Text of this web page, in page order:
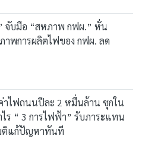
จับมือ “สหภาพ กฟผ.” หั่น
าพการผลิตไฟของ กฟผ. ลด
ไฟถนนปีละ 2 หมื่นล้าน ซุกใน
ร “ 3 การไฟฟ้า” รับภาระแทน
ติแก้ปัญหาทันที